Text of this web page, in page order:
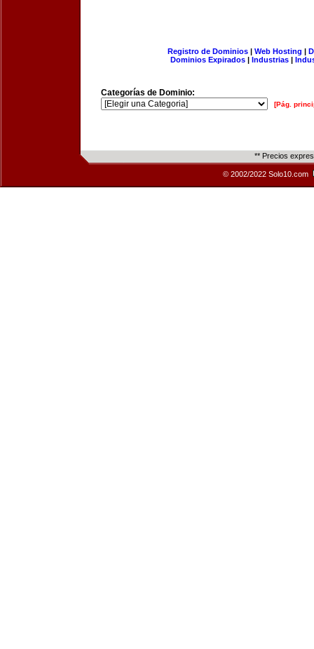
Registro de Dominios| Web Hosting |
Dominios Expirados | Industrias |
Categorías de Dominio:
[Pág.
** Precios
© 2002/2022 Solo10.com